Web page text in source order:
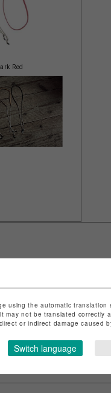
Red
イワキ
池袋PARCO
ど法令に基づく表記はこ
合わせはこちら
using the automatic translation
may not be translated
or indirect damage caused
Switch language